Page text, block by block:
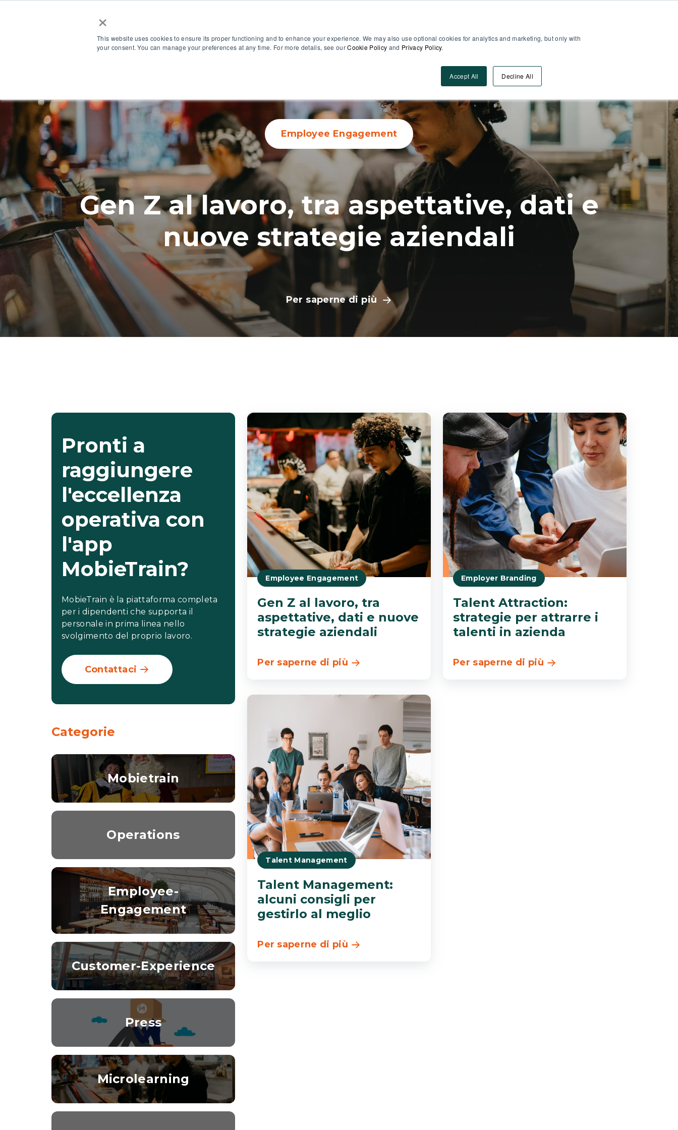
×
This website uses cookies to ensure its proper functioning and to enhance your experience. We may also use optional cookies for analytics and marketing, but only with
your consent. You can manage your preferences at any time. For more details, see ourCookie Policy and Privacy Policy.
Accept All Decline All
Risorse Vai Alla DEMO
Employee Engagement
Gen Z al lavoro, tra aspettative, dati e
nuove strategie aziendali
Per saperne di più
Pronti a
raggiungere
l'eccellenza
operativa con
l'app
MobieTrain?
MobieTrain è la piattaforma completa
per i dipendenti che supporta il
personale in prima linea nello
svolgimento del proprio lavoro.
Contattaci
Categorie
Mobietrain
Operations
Employee-
Engagement
Customer-Experience
Press
Microlearning
Employee Engagement
Gen Z al lavoro, tra
aspettative, dati e nuove
strategie aziendali
Per saperne di più
Employer Branding
Talent Attraction:
strategie per attrarre i
talenti in azienda
Per saperne di più
Talent Management
Talent Management:
alcuni consigli per
gestirlo al meglio
Per saperne di più